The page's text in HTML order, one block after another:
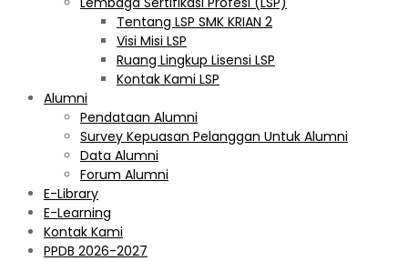
Tentang LSP SMK KRIAN 2
Visi Misi LSP
Ruang Lingkup Lisensi LSP
Kontak Kami LSP
Alumni
Pendataan Alumni
Survey Kepuasan Pelanggan Untuk Alumni
Data Alumni
Forum Alumni
E-Library
E-Learning
Kontak Kami
PPDB 2026-2027